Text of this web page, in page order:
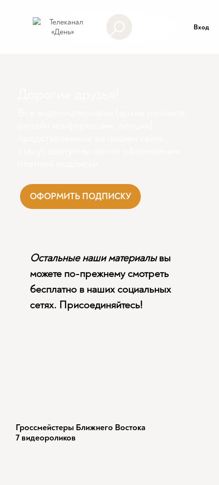
Вход
ОФОРМИТЬ ПОДПИСКУ
Остальные наши материалывы
можете по-прежнему смотреть
бесплатно в наших социальных
сетях. Присоединяйтесь!
Гроссмейстеры Ближнего Востока
7 видеороликов